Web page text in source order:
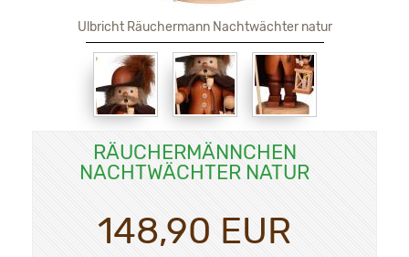
Ulbricht Räuchermann Nachtwächter natur
RÄUCHERMÄNNCHEN
NACHTWÄCHTER NATUR
148,90 EUR